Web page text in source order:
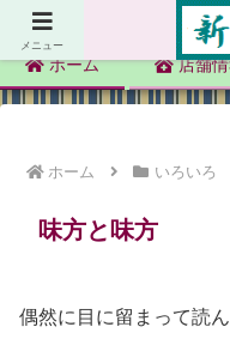
ホーム 店舗
ホーム いろいろ
味方と味方
偶然に目に留まって読
メニュー